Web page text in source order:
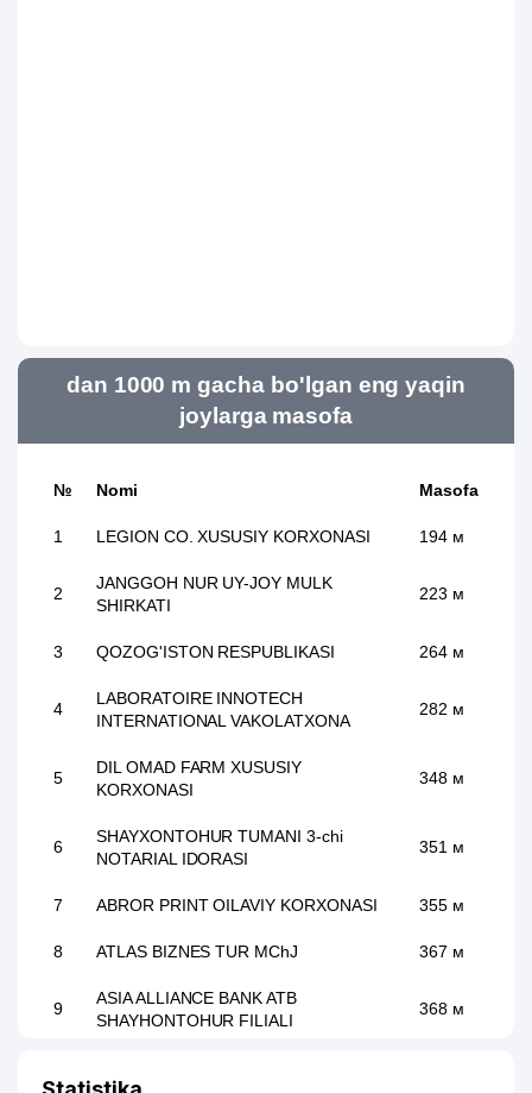
dan 1000 m gacha bo'lgan eng yaqin
joylarga masofa
№ Nomi Masofa
1 LEGION CO. XUSUSIY KORXONASI 194 м
2
JANGGOH NUR UY-JOY MULK
SHIRKATI
223 м
3 QOZOG'ISTON RESPUBLIKASI 264 м
4
LABORATOIRE INNOTECH
INTERNATIONAL VAKOLATXONA
282 м
5
DIL OMAD FARM XUSUSIY
KORXONASI
348 м
6
SHAYXONTOHUR TUMANI 3-chi
NOTARIAL IDORASI
351 м
7 ABROR PRINT OILAVIY KORXONASI 355 м
8 ATLAS BIZNES TUR MChJ 367 м
9
ASIA ALLIANCE BANK ATB
SHAYHONTOHUR FILIALI
368 м